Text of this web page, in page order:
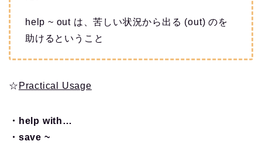
help ~ out は、苦しい状況から出る (out) のを
助けるということ
☆ Practical Usage
・help with…
・save ~